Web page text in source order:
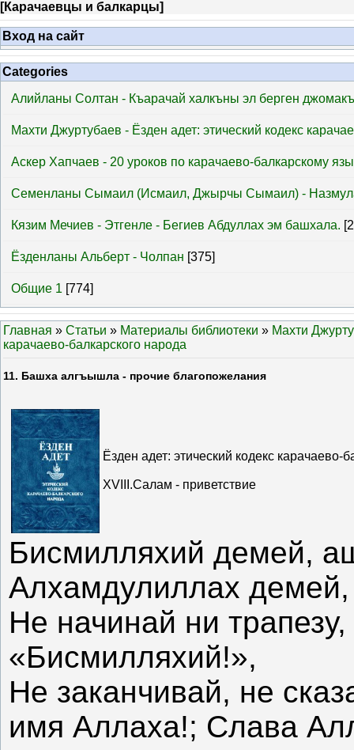
[Карачаевцы и балкарцы]
Вход на сайт
Categories
Алийланы Солтан - Къарачай халкъны эл берген
Махти Джуртубаев - Ёзден адет: этический кодекс
Аскер Хапчаев - 20 уроков по карачаево-балкарскому
Семенланы Сымаил (Исмаил, Джырчы Сымаил) -
Кязим Мечиев - Этгенле - Бегиев Абдуллах эм башхала.
Ёзденланы Альберт - Чолпан [375]
Общие 1 [774]
Главная » Статьи » Материалы библиотеки » Махти
карачаево-балкарского народа
11. Башха алгъышла - прочие благопожелания
Ёзден адет: этический кодекс карачаево-
XVIII.Салам - приветствие
Бисмилляхий демей,
Алхамдулиллах
Не начинай ни
«Бисмилляхий!»,
Не заканчивай, не
имя Аллаха!; Слава